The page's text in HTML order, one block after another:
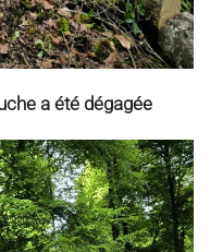
a été dégagée